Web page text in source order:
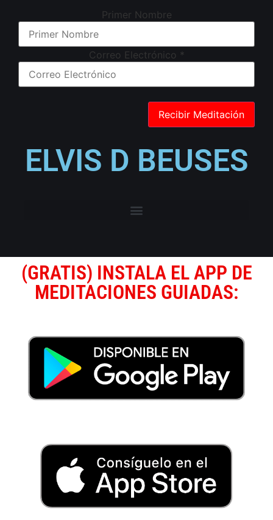
Primer Nombre
Correo Electrónico *
ELVIS D BEUSES
(GRATIS) INSTALA EL APP DE
MEDITACIONES GUIADAS: